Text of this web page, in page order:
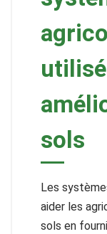
sols
Les
aider les
sols en